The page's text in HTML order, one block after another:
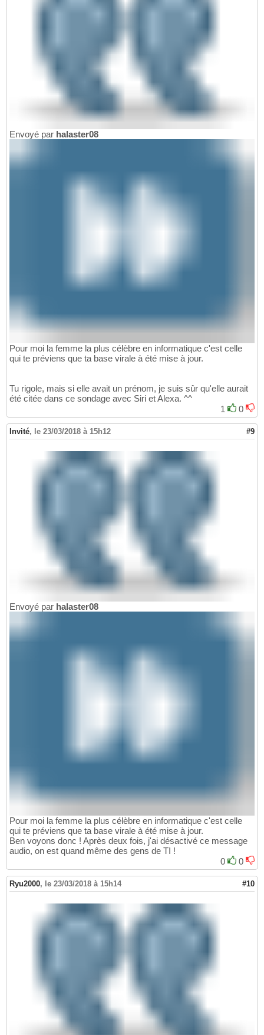
Envoyé par halaster08
Pour moi la femme la plus célèbre en informatique c'est celle
qui te préviens que ta base virale à été mise à jour.
Tu rigole, mais si elle avait un prénom, je suis sûr qu'elle aurait
été citée dans ce sondage avec Siri et Alexa. ^^
1
0
Invité, le 23/03/2018 à 15h12 #9
Envoyé par halaster08
Pour moi la femme la plus célèbre en informatique c'est celle
qui te préviens que ta base virale à été mise à jour.
Ben voyons donc ! Après deux fois, j'ai désactivé ce message
audio, on est quand même des gens de TI !
0
0
Ryu2000, le 23/03/2018 à 15h14 #10